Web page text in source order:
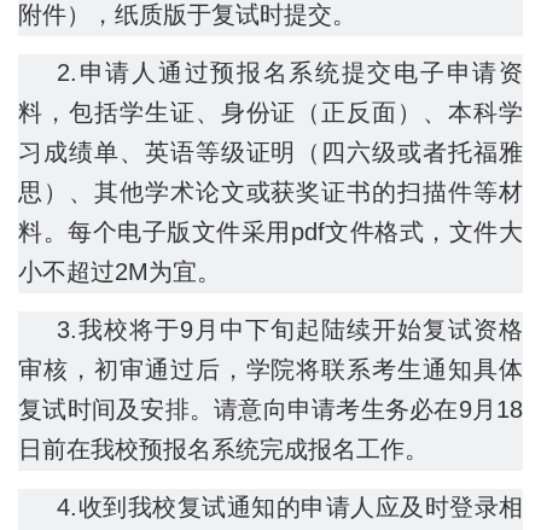
附件），纸质版于复试时提交。
2.申请人通过预报名系统提交电子申请资
料，包括学生证、身份证（正反面）、本科学
习成绩单、英语等级证明（四六级或者托福雅
思）、其他学术论文或获奖证书的扫描件等材
料。每个电子版文件采用pdf文件格式，文件大
小不超过2M为宜。
3.我校将于9月中下旬起陆续开始复试资格
审核，初审通过后，学院将联系考生通知具体
复试时间及安排。请意向申请考生务必在9月18
日前在我校预报名系统完成报名工作。
4.收到我校复试通知的申请人应及时登录相